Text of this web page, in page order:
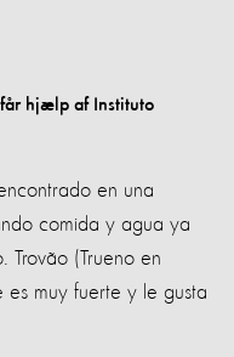
en una
comida y agua ya
Trovão (Trueno en
es muy fuerte y le gusta